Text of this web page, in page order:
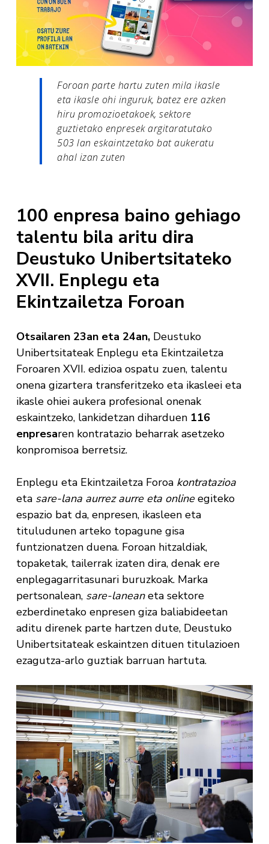
Foroan parte hartu zuten mila ikasle
eta ikasle ohi inguruk, batez ere azken
hiru promozioetakoek, sektore
guztietako enpresek argitaratutako
503 lan eskaintzetako bat aukeratu
ahal izan zuten
100 enpresa baino gehiago
talentu bila aritu dira
Deustuko Unibertsitateko
XVII. Enplegu eta
Ekintzailetza Foroan
Otsailaren 23an eta 24an,Deustuko
Unibertsitateak Enplegu eta Ekintzailetza
Foroaren XVII. edizioa ospatu zuen, talentu
onena gizartera transferitzeko eta ikasleei eta
ikasle ohiei aukera profesional onenak
eskaintzeko, lankidetzan diharduen 116
enpresaren kontratazio beharrak asetzeko
konpromisoa berretsiz.
Enplegu eta Ekintzailetza Foroa kontratazioa
eta sare-lana aurrez aurre eta onlineegiteko
espazio bat da, enpresen, ikasleen eta
tituludunen arteko topagune gisa
funtzionatzen duena. Foroan hitzaldiak,
topaketak, tailerrak izaten dira, denak ere
enplegagarritasunari buruzkoak. Marka
pertsonalean, sare-laneaneta sektore
ezberdinetako enpresen giza baliabideetan
aditu direnek parte hartzen dute, Deustuko
Unibertsitateak eskaintzen dituen titulazioen
ezagutza-arlo guztiak barruan hartuta.